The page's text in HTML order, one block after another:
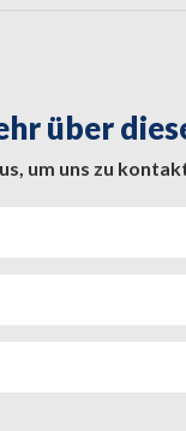
über
um uns zu